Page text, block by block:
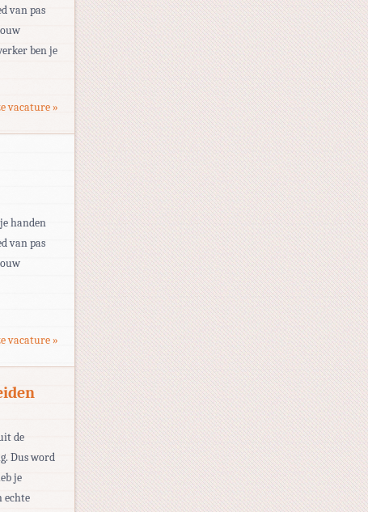
van pas
ben je
vacature »
handen
van pas
vacature »
de
Dus word
je
echte